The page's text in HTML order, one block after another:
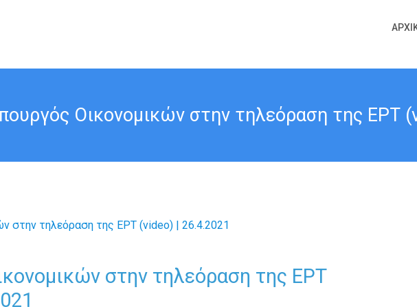
Οικονομικών στην τηλεόραση της ΕΡΤ
στην τηλεόραση της ΕΡΤ